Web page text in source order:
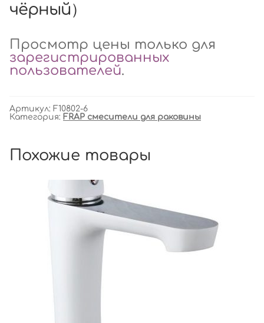
чёрный）
Просмотр цены только для
зарегистрированных
пользователей.
Артикул: F10802-6
Категория: FRAP смесители для раковины
Похожие товары